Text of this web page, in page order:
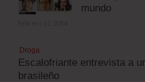
mundo
Droga
Escalofriante entrevista a
brasileño